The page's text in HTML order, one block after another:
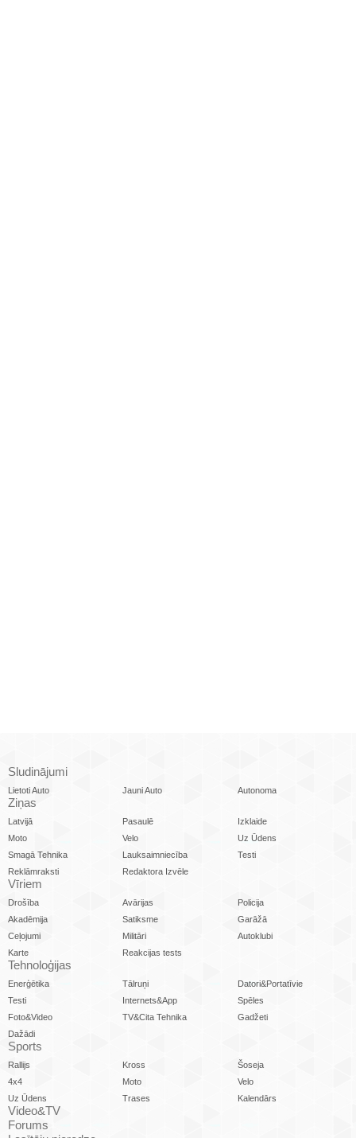
Sludinājumi
Lietoti Auto Jauni Auto Autonoma
Ziņas
Latvijā Pasaulē
Izklaide
Moto
Velo
Uz Ūdens
Smagā Tehnika
Lauksaimniecība
Testi
Reklāmraksti
Redaktora Izvēle
Vīriem
Drošība Avārijas
Policija
Akadēmija
Satiksme
Garāžā
Ceļojumi
Militāri
Autoklubi
Karte
Reakcijas tests
Tehnoloģijas
Enerģētika Tālruņi
Datori&Portatīvie
Testi
Internets&App
Spēles
Foto&Video
TV&Cita Tehnika
Gadžeti
Dažādi
Sports
Rallijs Kross
Šoseja
4x4
Moto
Velo
Uz Ūdens
Trases Kalendārs
Video&TV
Forums